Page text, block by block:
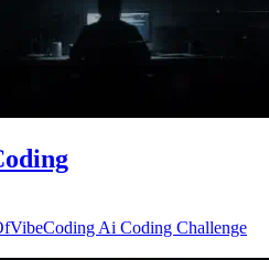
Ai Coding Challenge